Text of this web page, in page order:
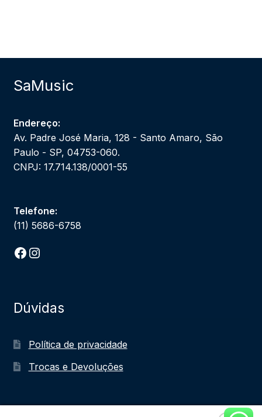
SaMusic
Endereço:
Av. Padre José Maria, 128 - Santo Amaro, São
Paulo - SP, 04753-060.
CNPJ: 17.714.138/0001-55
Telefone:
(11) 5686-6758
Facebook
Instagram
Dúvidas
Política de privacidade
Trocas e Devoluções